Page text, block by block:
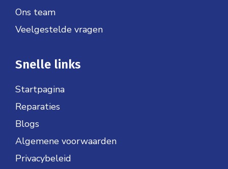
Ons team
Veelgestelde vragen
Snelle links
Startpagina
Reparaties
Blogs
Algemene voorwaarden
Privacybeleid